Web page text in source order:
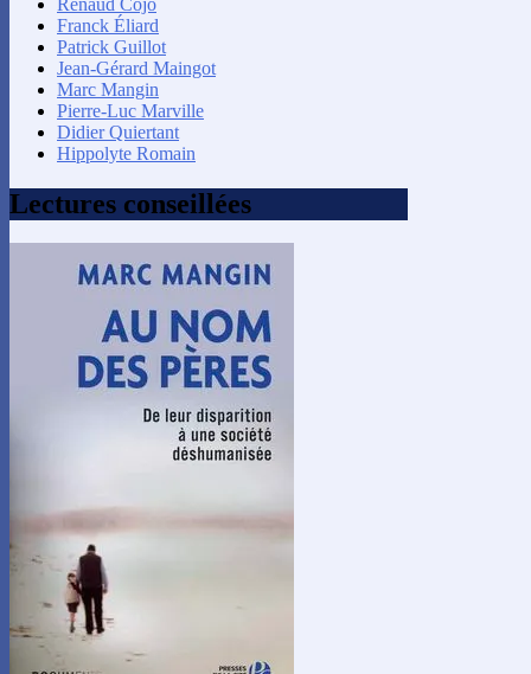
Franck Éliard
Patrick Guillot
Jean-Gérard Maingot
Marc Mangin
Pierre-Luc Marville
Didier Quiertant
Hippolyte Romain
Lectures conseillées